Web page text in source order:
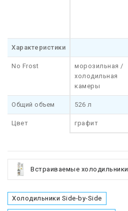
Характеристики
No Frost
морозильная /
холодильная
камеры
Общий объем 526 л
Цвет графит
Встраиваемые холодильники
Холодильники Side-by-Side